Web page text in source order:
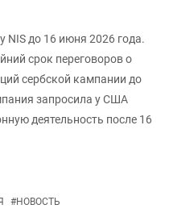
NIS до 16 июня 2026 года.
срок переговоров о
сербской кампании до
запросила у США
деятельность после 16
#НОВОСТЬ